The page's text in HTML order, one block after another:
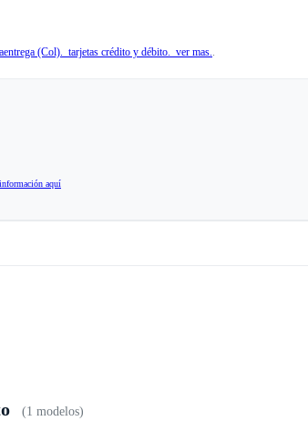
(Col). tarjetas crédito y débito. ver mas..
aquí
(1 modelos)